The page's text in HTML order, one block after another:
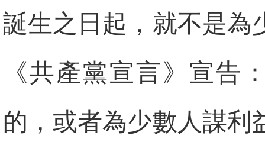
誕生之日起，就不是為
《共產黨宣言》宣告
的，或者為少數人謀利